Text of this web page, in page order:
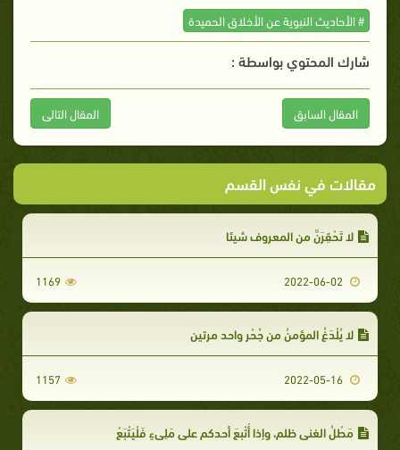
# الأحاديث النبوية عن الأخلاق الحميدة
شارك المحتوي بواسطة :
المقال السابق المقال التالى
مقالات في نفس القسم
لا تَحْقِرَنَّ من المعروف شيئا
1169
لا يُلْدَغُ المؤمنُ من جُحْرٍ واحد مرتين
1157
مَطْلُ الغني ظلم، وإذا أُتْبِعَ أحدكم على مَلِيءٍ فَلْيَتْبَعْ